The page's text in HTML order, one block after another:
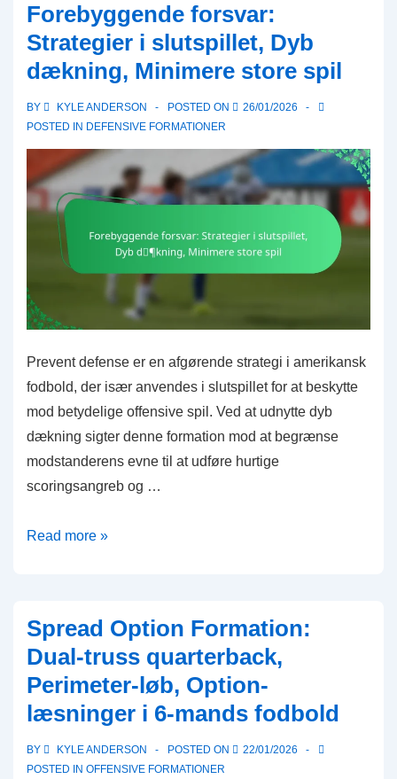
Situationsstrategier,
Spiller
tilpasningsevne
Forebyggende forsvar:
Strategier i slutspillet, Dyb
dækning, Minimere store spil
BY KYLE ANDERSON POSTED ON
26/01/2026
POSTED IN DEFENSIVE FORMATIONER
Prevent defense er en afgørende strategi i amerikansk
fodbold, der især anvendes i slutspillet for at beskytte
mod betydelige offensive spil. Ved at udnytte dyb
dækning sigter denne formation mod at begrænse
modstanderens evne til at udføre hurtige
scoringsangreb og …
Forebyggende
slutspillet,
Dyb
dækning,
Minimere
spil
Read more »
Spread Option Formation:
Dual-truss quarterback,
Perimeter-løb, Option-
læsninger i 6-mands fodbold
BY KYLE ANDERSON POSTED ON
22/01/2026
POSTED IN OFFENSIVE FORMATIONER